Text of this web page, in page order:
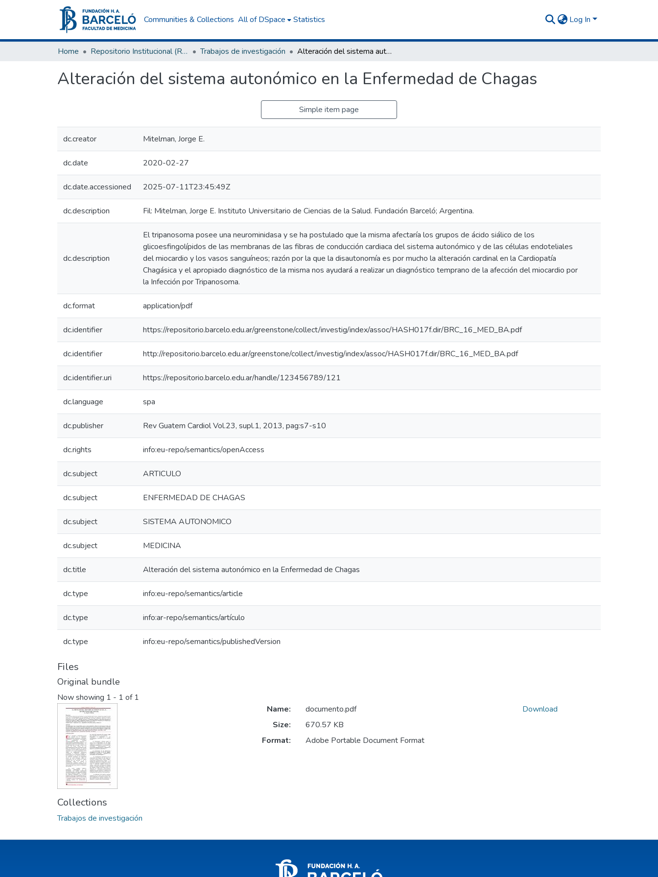
Communities & Collections All of DSpace Statistics Log In
Home Repositorio Institucional (RI) del Instituto Universitario de Ciencias de la Salud Fundación H. A. Barceló Trabajos de investigación Alteración del sistema autonómico en la Enfermedad de Chagas
Alteración del sistema autonómico en la Enfermedad de Chagas
Simple item page
dc.creator Mitelman, Jorge E.
dc.date 2020-02-27
dc.date.accessioned 2025-07-11T23:45:49Z
dc.description Fil: Mitelman, Jorge E. Instituto Universitario de Ciencias de la Salud. Fundación Barceló; Argentina.
dc.description
El tripanosoma posee una neurominidasa y se ha postulado que la misma afectaría los grupos de ácido siálico de los
glicoesfingolípidos de las membranas de las fibras de conducción cardiaca del sistema autonómico y de las células endoteliales
del miocardio y los vasos sanguíneos; razón por la que la disautonomía es por mucho la alteración cardinal en la Cardiopatía
Chagásica y el apropiado diagnóstico de la misma nos ayudará a realizar un diagnóstico temprano de la afección del miocardio por
la Infección por Tripanosoma.
dc.format application/pdf
dc.identifier https://repositorio.barcelo.edu.ar/greenstone/collect/investig/index/assoc/HASH017f.dir/BRC_16_MED_BA.pdf
dc.identifier http://repositorio.barcelo.edu.ar/greenstone/collect/investig/index/assoc/HASH017f.dir/BRC_16_MED_BA.pdf
dc.identifier.uri https://repositorio.barcelo.edu.ar/handle/123456789/121
dc.language spa
dc.publisher Rev Guatem Cardiol Vol.23, supl.1, 2013, pag:s7-s10
dc.rights info:eu-repo/semantics/openAccess
dc.subject ARTICULO
dc.subject ENFERMEDAD DE CHAGAS
dc.subject SISTEMA AUTONOMICO
dc.subject MEDICINA
dc.title Alteración del sistema autonómico en la Enfermedad de Chagas
dc.type info:eu-repo/semantics/article
dc.type info:ar-repo/semantics/artículo
dc.type info:eu-repo/semantics/publishedVersion
Files
Original bundle
Now showing 1 - 1 of 1
Name:
documento.pdf
Size:
670.57 KB
Format:
Adobe Portable Document Format
Download
Collections
Trabajos de investigación